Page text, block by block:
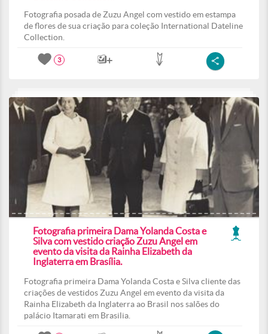
Fotografia posada de Zuzu Angel com vestido em estampa
de flores de sua criação para coleção International Dateline
Collection.
3
Fotografia primeira Dama Yolanda Costa e
Silva com vestido criação Zuzu Angel em
evento da visita da Rainha Elizabeth da
Inglaterra em Brasília.
Fotografia primeira Dama Yolanda Costa e Silva cliente das
criações de vestidos Zuzu Angel em evento da visita da
Rainha Elizabeth da Inglaterra ao Brasil nos salões do
palácio Itamarati em Brasilia.